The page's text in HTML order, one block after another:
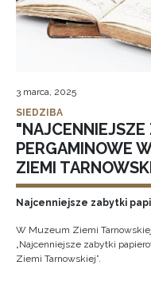
3 marca, 2025
SIEDZIBA
PERGAMINOWE
ZIEMI
Najcenniejsze zabytki
W Muzeum Ziemi
„Najcenniejsze zabytki
Ziemi Tarnowskiej”.